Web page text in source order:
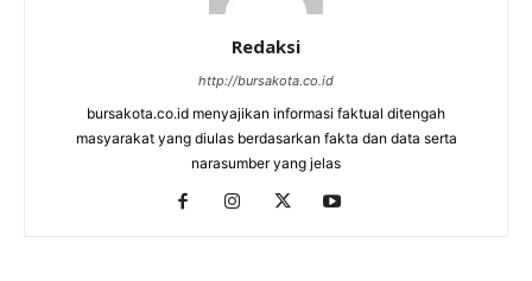
Redaksi
http://bursakota.co.id
bursakota.co.id menyajikan informasi faktual ditengah
masyarakat yang diulas berdasarkan fakta dan data serta
narasumber yang jelas